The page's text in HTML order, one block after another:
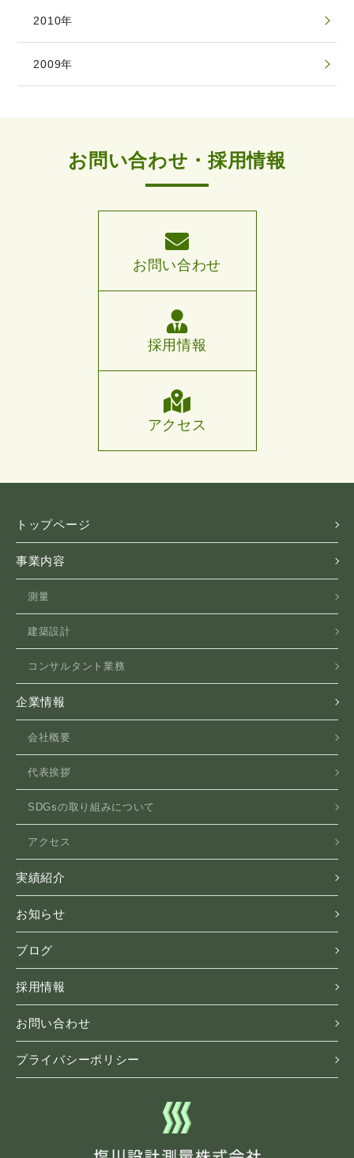
2010年
2009年
お問い合わせ・採用情報
お問い合わせ
採用情報
アクセス
トップページ
事業内容
測量
建築設計
コンサルタント業務
企業情報
会社概要
代表挨拶
SDGsの取り組みについて
アクセス
実績紹介
お知らせ
ブログ
採用情報
お問い合わせ
プライバシーポリシー